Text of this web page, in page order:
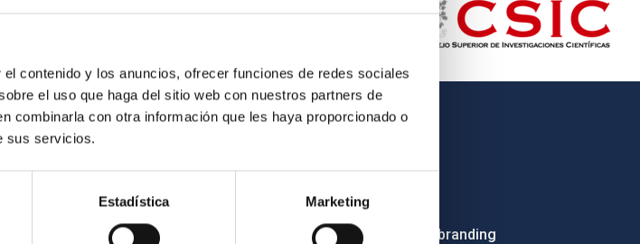
contenido y los anuncios, ofrecer funciones de redes sociales
el uso que haga del sitio web con nuestros partners de
combinarla con otra información que les haya proporcionado o
sus servicios.
Estadística Marketing
IAC PORTAL
Sitemap
Privacy policy
Legal notice
Employment
Tenders
Institutional branding